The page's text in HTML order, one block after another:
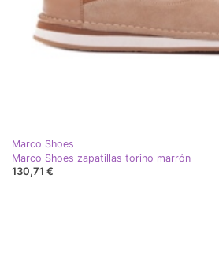
Marco Shoes
Marco Shoes zapatillas torino marrón
130,71 €